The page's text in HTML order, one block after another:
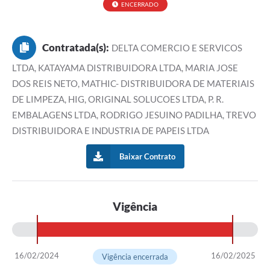
Imprensa
Galeria de Fotos
Contratos
Ouvidoria
Arquivos para Download
Turismo
Obras
Projetos
ENCERRADO
Contratada(s): DELTA COMERCIO E SERVICOS
LTDA, KATAYAMA DISTRIBUIDORA LTDA, MARIA JOSE
DOS REIS NETO, MATHIC- DISTRIBUIDORA DE MATERIAIS
DE LIMPEZA, HIG, ORIGINAL SOLUCOES LTDA, P. R.
EMBALAGENS LTDA, RODRIGO JESUINO PADILHA, TREVO
DISTRIBUIDORA E INDUSTRIA DE PAPEIS LTDA
Baixar Contrato
Vigência
16/02/2024 16/02/2025
Vigência encerrada